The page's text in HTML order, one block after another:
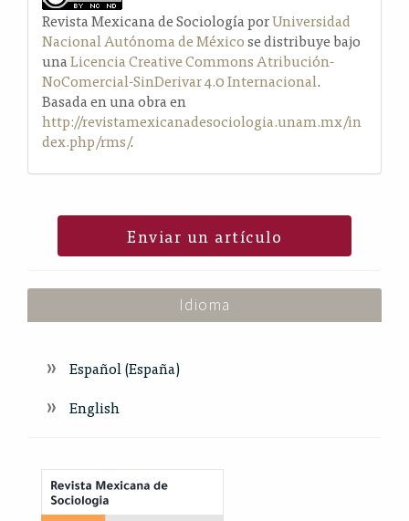
Revista Mexicana de Sociología porUniversidad
Nacional Autónoma de Méxicose distribuye bajo
unaLicencia Creative Commons Atribución-
NoComercial-SinDerivar 4.0 Internacional.
Basada en una obra en
http://revistamexicanadesociologia.unam.mx/in
dex.php/rms/.
Enviar un artículo
Idioma
Español (España)
English
Index